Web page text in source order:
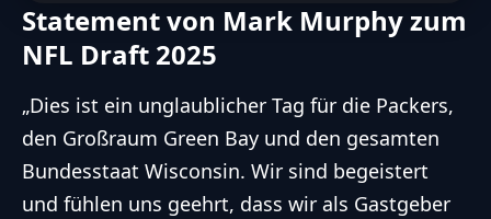
Statement von Mark Murphy zum
NFL Draft 2025
„Dies ist ein unglaublicher Tag für die Packers,
den Großraum Green Bay und den gesamten
Bundesstaat Wisconsin. Wir sind begeistert
und fühlen uns geehrt, dass wir als Gastgeber